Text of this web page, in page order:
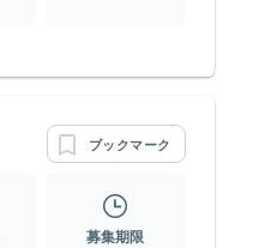
ブックマーク
募集期限